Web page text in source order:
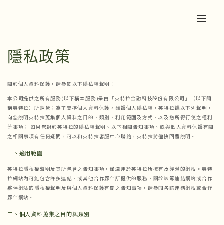
隱私政策
關於個人資料保護，請參閱以下隱私權聲明：
本公司提供之所有服務(以下稱本服務)是由「英特拉金融科技股份有限公司」（以下簡
稱英特拉）所經營；為了支持個人資料保護，維護個人隱私權，英特拉謹以下列聲明，
向您說明英特拉蒐集個人資料之目的、類別、利用範圍及方式、以及您所得行使之權利
等事項； 如果您對於英特拉的隱私權聲明、以下相關告知事項、或與個人資料保護有關
之相關事項有任何疑問，可以和英特拉客服中心聯絡，英特拉將儘快回覆說明。
一、 適用範圍
英特拉隱私權聲明及其所包含之告知事項，僅適用於英特拉所擁有及經營的網站。英特
拉網站內可能包含許多連結、或其他合作夥伴所提供的服務，關於該等連結網站或合作
夥伴網站的隱私權聲明及與個人資料保護有關之告知事項，請參閱各該連結網站或合作
夥伴網站。
二、 個人資料蒐集之目的與類別